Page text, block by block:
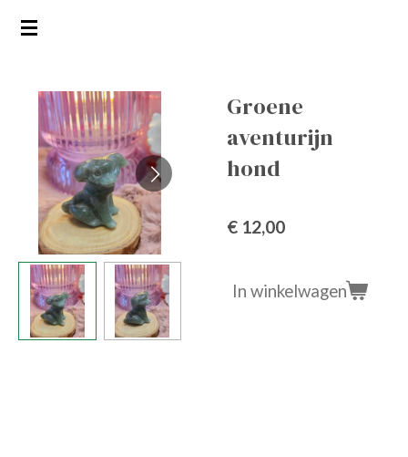
Ga
hoofdinhoud
Groene
aventurijn
hond
€ 12,00
In winkelwagen